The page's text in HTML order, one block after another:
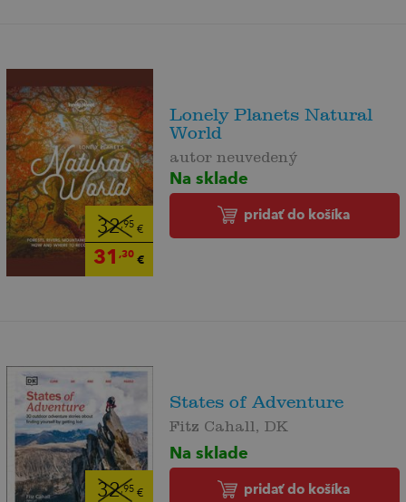
32,95€
31 ,30€
Lonely Planets Natural
World
autor neuvedený
Na sklade
pridať do košíka
32,95€
States of Adventure
Fitz Cahall, DK
Na sklade
pridať do košíka